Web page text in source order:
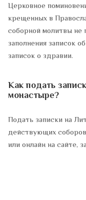
Церковное
крещенных в
соборной молитвы не
заполнения записок
записок о здравии.
Как подать
монастыре?
Подать записки на
действующих
или онлайн на сайте,